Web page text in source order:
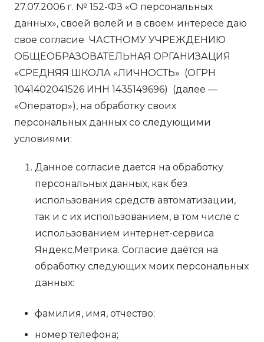
27.07.2006 г. № 152-ФЗ «О персональных
данных», своей волей и в своем интересе даю
свое согласие ЧАСТНОМУ УЧРЕЖДЕНИЮ
ОБЩЕОБРАЗОВАТЕЛЬНАЯ ОРГАНИЗАЦИЯ
«СРЕДНЯЯ ШКОЛА «ЛИЧНОСТЬ» (ОГРН
1041402041526 ИНН 1435149696) (далее —
«Оператор»), на обработку своих
персональных данных со следующими
условиями:
Данное согласие дается на обработку
персональных данных, как без
использования средств автоматизации,
так и с их использованием, в том числе с
использованием интернет-сервиса
Яндекс.Метрика. Согласие даётся на
обработку следующих моих персональных
данных:
фамилия, имя, отчество;
номер телефона;